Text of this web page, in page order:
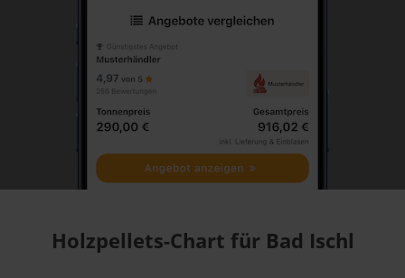
Holzpellets-Chart für Bad Ischl